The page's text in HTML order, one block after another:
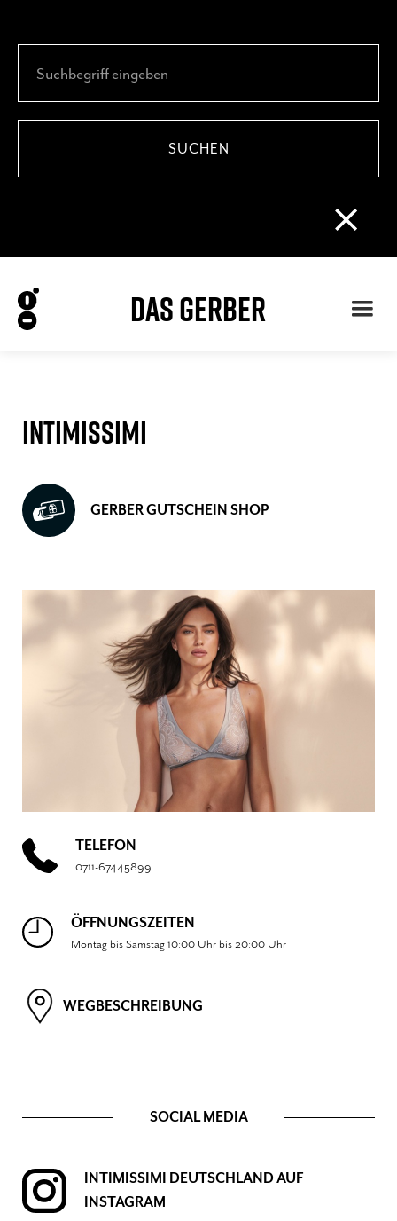
DAS GERBER
INTIMISSIMI
GERBER GUTSCHEIN SHOP
TELEFON
0711-67445899
ÖFFNUNGSZEITEN
Montag bis Samstag 10:00 Uhr bis 20:00 Uhr
WEGBESCHREIBUNG
SOCIAL MEDIA
INTIMISSIMI DEUTSCHLAND AUF
INSTAGRAM